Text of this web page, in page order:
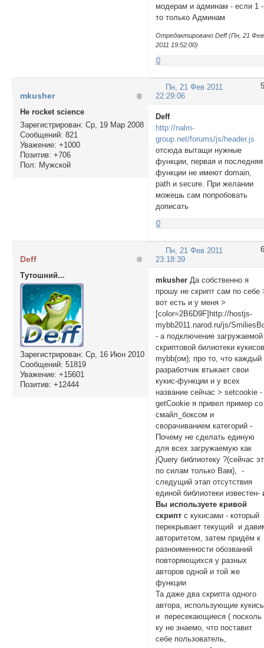
модерам и админам - если 1 -
то только Админам
Отредактировано Deff (Пн, 21 Фев
2011 19:52:00)
0
5
Пн, 21 Фев 2011
22:29:06
mkusher
Не rocket science
Зарегистрирован: Ср, 19 Мар 2008
Сообщений: 821
Уважение: +1000
Позитив: +706
Пол: Мужской
Deff
http://nalm-
group.net/forums/js/header.js
отсюда вытащи нужные
функции, первая и последняя
функции не имеют domain,
path и secure. При желании
можешь сам попробовать
дописать
0
6
Пн, 21 Фев 2011
23:18:39
Deff
Тутошний...
Зарегистрирован: Ср, 16 Июн 2010
Сообщений: 51819
Уважение: +15601
Позитив: +12444
mkusher Да собственно я
прошу не скрипт сам по себе
вот есть и у меня >
[color=2B6D9F]http://hostjs-
mybb2011.narod.ru/js/
- а подключение загружаемой
скриптовой билиотеки
mybb(ом); про то, что каждый
разработчик втыкает свои
кукис-функции и у всех
название сейчас > setcookie -
getCookie я привел пример со
смайл_боксом и
сворачиванием категорий -
Почему не сделать единую
для всех загружаемую как
jQuery библиотеку ?(cейчас
по силам только Вам), -
следущий этап отсутствия
единой библиотеки известен-
Вы используете кривой
скрипт с кукисами - который
перекрывает текущий и
авторитетом, затем придём к
разноименности обозваний
повторяющихся у разных
авторов одной и той же
функции
Та даже два скрипта одного
автора, использующие
и пересекающиеся ( посколь
ку не знаемо, что поставит
себе пользователь,